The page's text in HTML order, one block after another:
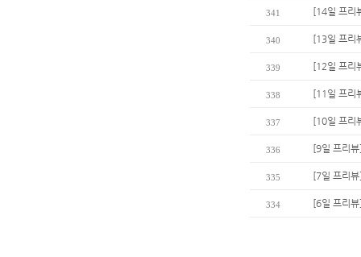
341 [14일 프리
340 [13일 프리
339 [12일 프리
338 [11일 프리
337 [10일 프리
336 [9일 프리
335 [7일 프리
334 [6일 프리뷰